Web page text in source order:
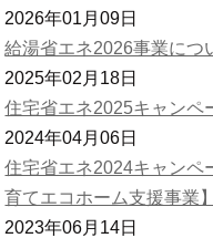
2026年01月09日
給湯省エネ2026事業につ
2025年02月18日
住宅省エネ2025キャンペ
2024年04月06日
住宅省エネ2024キャンペ
育てエコホーム支援事業】
2023年06月14日